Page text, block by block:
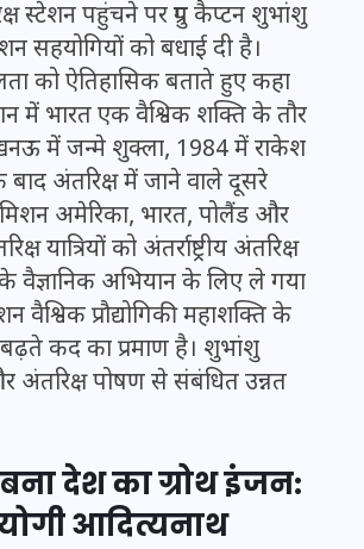
स्टेशन पहुंचने पर ग्रुप कैप्टन शुभांशु
सहयोगियों को बधाई दी है।
को ऐतिहासिक बताते हुए कहा
में भारत एक वैश्विक शक्ति के तौर
में जन्मे शुक्ला, 1984 में राकेश
बाद अंतरिक्ष में जाने वाले दूसरे
अमेरिका, भारत, पोलैंड और
यात्रियों को अंतर्राष्ट्रीय अंतरिक्ष
वैज्ञानिक अभियान के लिए ले गया
वैश्विक प्रौद्योगिकी महाशक्ति के
कद का प्रमाण है। शुभांशु
अंतरिक्ष पोषण से संबंधित उन्नत
बना देश का ग्रोथ इंजन:
आदित्यनाथ